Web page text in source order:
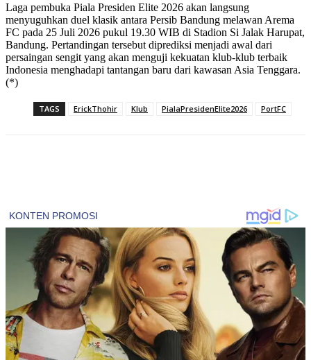
Laga pembuka Piala Presiden Elite 2026 akan langsung
menyuguhkan duel klasik antara Persib Bandung melawan Arema
FC pada 25 Juli 2026 pukul 19.30 WIB di Stadion Si Jalak Harupat,
Bandung. Pertandingan tersebut diprediksi menjadi awal dari
persaingan sengit yang akan menguji kekuatan klub-klub terbaik
Indonesia menghadapi tantangan baru dari kawasan Asia Tenggara.
(*)
TAGS ErickThohir Klub PialaPresidenElite2026 PortFC